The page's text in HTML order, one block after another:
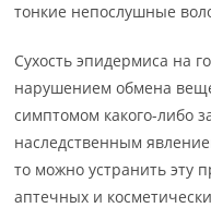
тонкие непослушные
Сухость эпидермиса на
нарушением обмена
симптомом какого-либо
наследственным
то можно устранить эту
аптечных и